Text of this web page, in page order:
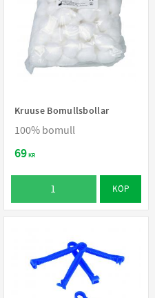
Kruuse Bomullsbollar
100% bomull
69KR
KÖP